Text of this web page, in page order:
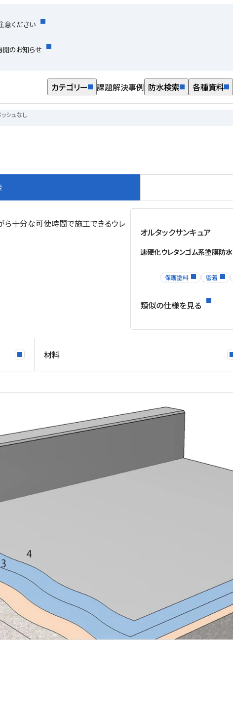
意ください
開のお知らせ
カテゴリー 課題解決事例 防水検索 各種資料
シュなし
ら十分な可使時間で施工できるウレ
オルタックサンキュア
速硬化ウレタンゴム系塗膜防水
保護塗料 密着
類似の仕様を見る
材料